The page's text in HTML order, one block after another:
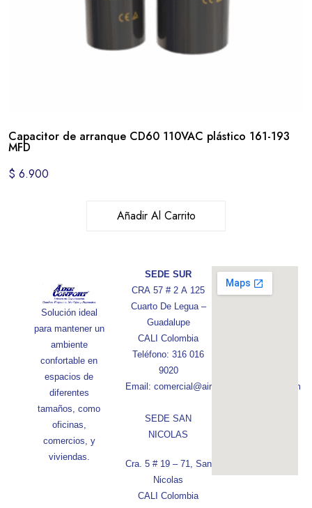
Capacitor de arranque CD60 110VAC plástico 161-193
MFD
$ 6.900
Añadir Al Carrito
Solución ideal
para mantener un
ambiente
confortable en
espacios de
diferentes
tamaños, como
oficinas,
comercios, y
viviendas.
SEDE SUR
CRA 57 # 2 A 125
Cuarto De Legua –
Guadalupe
CALI Colombia
Teléfono: 316 016
9020
Email: comercial@aireconfortcolombia.com
SEDE SAN
NICOLAS
Cra. 5 # 19 – 71, San
Nicolas
CALI Colombia